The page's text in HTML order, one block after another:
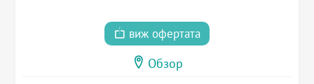
виж офертата
Обзор